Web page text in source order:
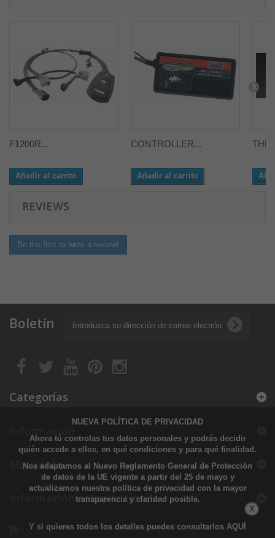
F1200R...
Añadir al carrito
CONTROLLER...
Añadir al carrito
REVIEWS
Be the first to write a review!
Boletín
Categorías
Información
Mi cuenta
Información sobre la tienda
NUEVA POLÍTICA DE PRIVACIDAD
Ahora tú controlas tus datos personales y podrás decidir
quién accede a ellos, en qué condiciones y para qué finalidad.
Nos adaptamos al Nuevo Reglamento General de Protección
de datos de la UE vigente a partir del 25 de mayo y
actualizamos nuestra política de privacidad con la mayor
transparencia y claridad posible.
Y si quieres todos los detalles puedes consultarlos AQUÍ
X